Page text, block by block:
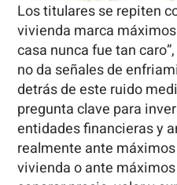
Los titulares se repiten
vivienda marca
casa nunca fue tan
no da señales de
detrás de este ruido
pregunta clave para
entidades financieras y
realmente ante
vivienda o ante